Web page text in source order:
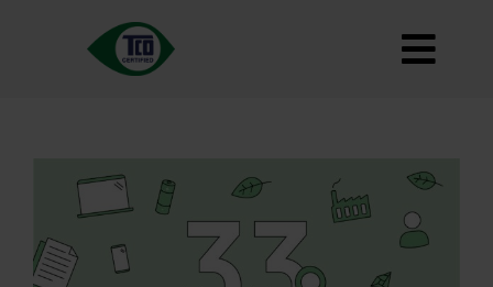
切
导
航
如何使用
路线图
Product Finder